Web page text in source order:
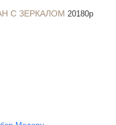
С ЗЕРКАЛОМ 20180p